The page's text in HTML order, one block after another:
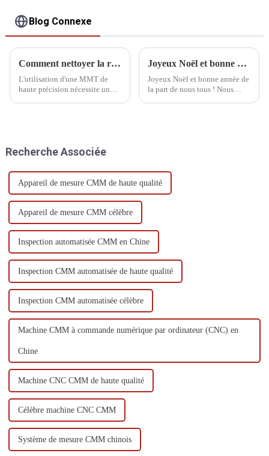
Blog Connexe
Comment nettoyer la règle de grille CMM
L'utilisation d'une MMT de
haute précision nécessite un
Joyeux Noël et bonne année de la part de nous tous !
Joyeux Noël et bonne année de
la part de nous tous ! Nous
Recherche Associée
Appareil de mesure CMM de haute qualité
Appareil de mesure CMM célèbre
Inspection automatisée CMM en Chine
Inspection CMM automatisée de haute qualité
Inspection CMM automatisée célèbre
Machine CMM à commande numérique par ordinateur (CNC) en
Chine
Machine CNC CMM de haute qualité
Célèbre machine CNC CMM
Système de mesure CMM chinois